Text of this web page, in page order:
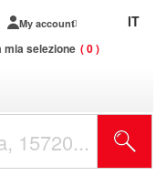
My account
mia selezione 0
IT